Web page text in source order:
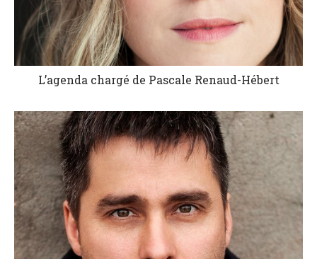
L’agenda chargé de Pascale Renaud-Hébert